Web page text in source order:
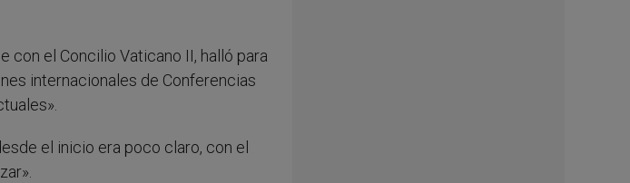
con el Concilio Vaticano II, halló para
internacionales de Conferencias
el inicio era poco claro, con el